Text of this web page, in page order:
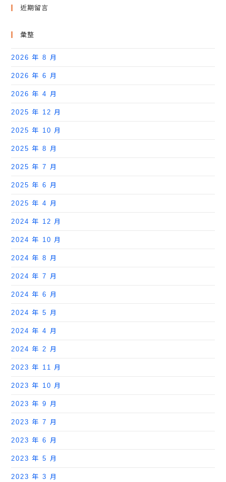
近期留言
彙整
2026 年 8 月
2026 年 6 月
2026 年 4 月
2025 年 12 月
2025 年 10 月
2025 年 8 月
2025 年 7 月
2025 年 6 月
2025 年 4 月
2024 年 12 月
2024 年 10 月
2024 年 8 月
2024 年 7 月
2024 年 6 月
2024 年 5 月
2024 年 4 月
2024 年 2 月
2023 年 11 月
2023 年 10 月
2023 年 9 月
2023 年 7 月
2023 年 6 月
2023 年 5 月
2023 年 3 月